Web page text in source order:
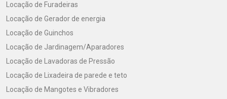
Locação de Furadeiras
Locação de Gerador de energia
Locação de Guinchos
Locação de Jardinagem/Aparadores
Locação de Lavadoras de Pressão
Locação de Lixadeira de parede e teto
Locação de Mangotes e Vibradores